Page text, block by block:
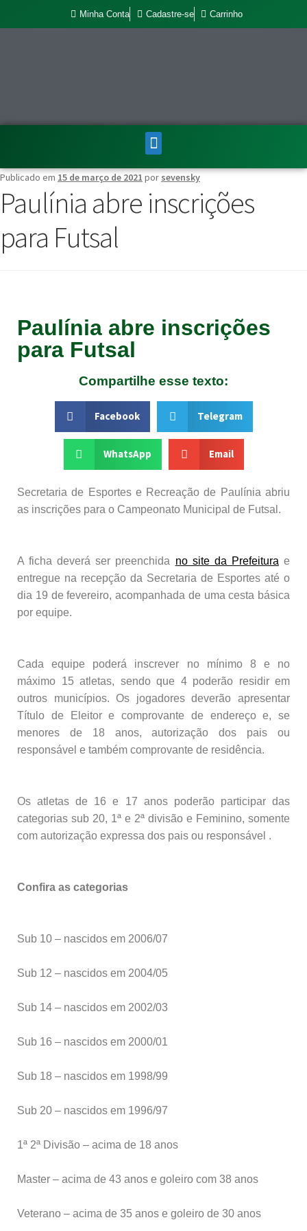
Minha Conta Cadastre-se Carrinho
Publicado em 15 de março de 2021 por sevensky
Paulínia abre inscrições
para Futsal
Paulínia abre inscrições
para Futsal
Compartilhe esse texto:
Facebook Telegram
WhatsApp Email
Secretaria de Esportes e Recreação de Paulínia abriu
as inscrições para o Campeonato Municipal de Futsal.
A ficha deverá ser preenchida no site da Prefeitura e
entregue na recepção da Secretaria de Esportes até o
dia 19 de fevereiro, acompanhada de uma cesta básica
por equipe.
Cada equipe poderá inscrever no mínimo 8 e no
máximo 15 atletas, sendo que 4 poderão residir em
outros municípios. Os jogadores deverão apresentar
Título de Eleitor e comprovante de endereço e, se
menores de 18 anos, autorização dos pais ou
responsável e também comprovante de residência.
Os atletas de 16 e 17 anos poderão participar das
categorias sub 20, 1ª e 2ª divisão e Feminino, somente
com autorização expressa dos pais ou responsável .
Confira as categorias
Sub 10 – nascidos em 2006/07
Sub 12 – nascidos em 2004/05
Sub 14 – nascidos em 2002/03
Sub 16 – nascidos em 2000/01
Sub 18 – nascidos em 1998/99
Sub 20 – nascidos em 1996/97
1ª 2ª Divisão – acima de 18 anos
Master – acima de 43 anos e goleiro com 38 anos
Veterano – acima de 35 anos e goleiro de 30 anos